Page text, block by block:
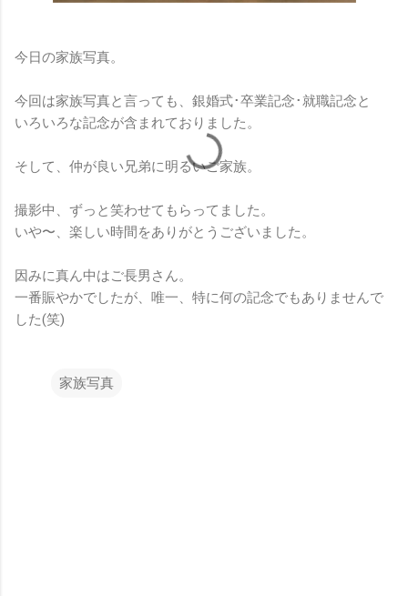
今日の家族写真。
今回は家族写真と言っても、銀婚式･卒業記念･就職記念と
いろいろな記念が含まれておりました。
そして、仲が良い兄弟に明るいご家族。
撮影中、ずっと笑わせてもらってました。
いや〜、楽しい時間をありがとうございました。
因みに真ん中はご長男さん。
一番賑やかでしたが、唯一、特に何の記念でもありませんで
した(笑)
家族写真